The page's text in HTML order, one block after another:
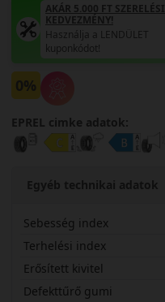
AKÁR 5.000 FT SZERELÉSI
KEDVEZMÉNY!
Használja a LENDÜLET
kuponkódot!
0%
EPREL cimke adatok:
Egyéb technikai adatok
Sebesség index
Terhelési index
Erősített kivitel
Defekttűrő gumi